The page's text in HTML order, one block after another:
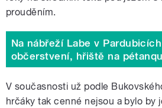
prouděním.
Na nábřeží Labe v
občerstvení, hřiště na
V současnosti už podle
hrčáky tak cenné nejsou a bylo by